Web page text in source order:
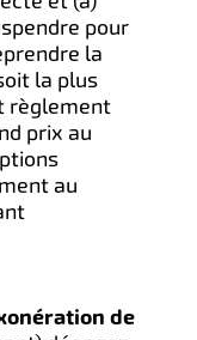
pour
la
la plus
règlement
prix au
au
de